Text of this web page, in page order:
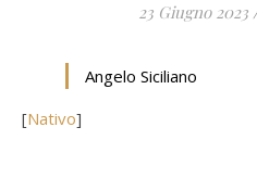
23 Giugno 2023
Angelo Siciliano
[ Nativo]